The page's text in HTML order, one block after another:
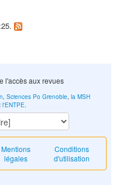
l'accès aux revues
Mentions
légales
Conditions
d'utilisation
, Sciences Po Grenoble, la MSH
l'ENTPE.